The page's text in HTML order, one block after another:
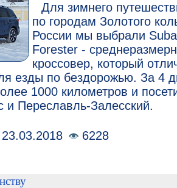
Для зимнего
по городам Золотого
России мы выбрали
Forester -
кроссовер, который
езды по бездорожью. За 4
1000 километров и
и Переславль-Залесский.
23.03.2018 6228